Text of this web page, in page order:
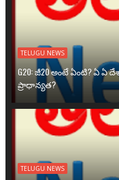
TELUGU NEWS
G20: జీ20 అంటే ఏంటి? ఏ ఏ
ప్రాధాన్యత?
TELUGU NEWS